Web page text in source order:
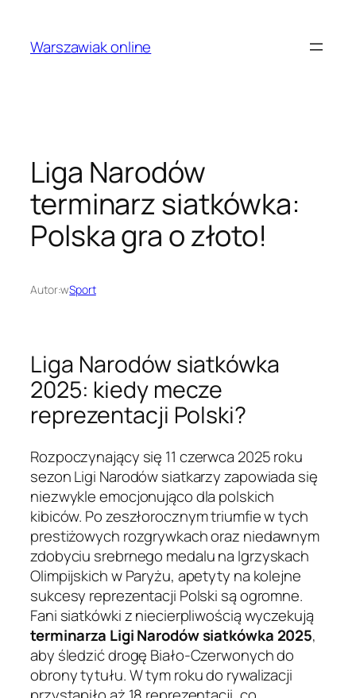
treściWarszawiak online
Liga Narodów
terminarz siatkówka:
Polska gra o złoto!
Autor:wSport
Liga Narodów siatkówka
2025: kiedy mecze
reprezentacji Polski?
Rozpoczynający się 11 czerwca 2025 roku
sezon Ligi Narodów siatkarzy zapowiada się
niezwykle emocjonująco dla polskich
kibiców. Po zeszłorocznym triumfie w tych
prestiżowych rozgrywkach oraz niedawnym
zdobyciu srebrnego medalu na Igrzyskach
Olimpijskich w Paryżu, apetyty na kolejne
sukcesy reprezentacji Polski są ogromne.
Fani siatkówki z niecierpliwością wyczekują
terminarza Ligi Narodów siatkówka 2025,
aby śledzić drogę Biało-Czerwonych do
obrony tytułu. W tym roku do rywalizacji